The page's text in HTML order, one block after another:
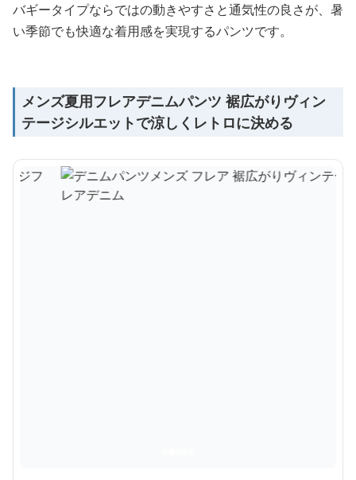
バギータイプならではの動きやすさと通気性の良さが、暑
い季節でも快適な着用感を実現するパンツです。
メンズ夏用フレアデニムパンツ 裾広がりヴィン
テージシルエットで涼しくレトロに決める